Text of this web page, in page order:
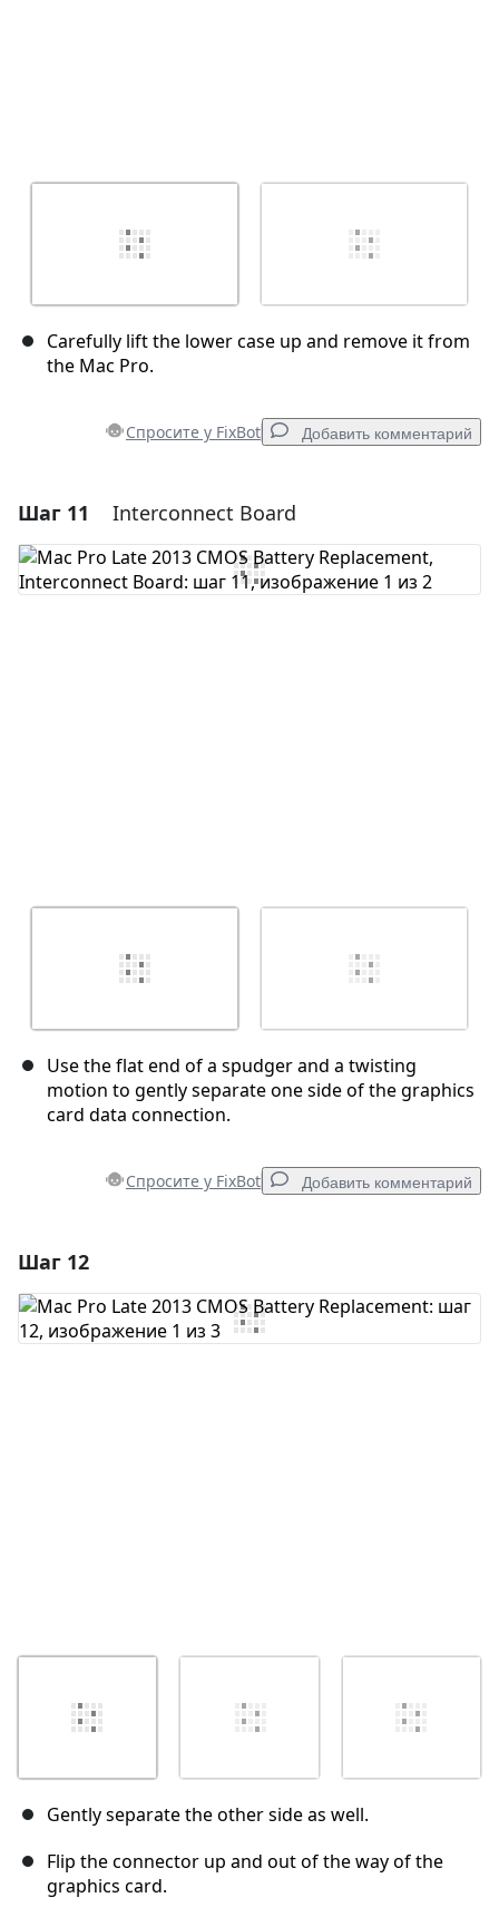
Carefully lift the lower case up and remove it from
the Mac Pro.
Спросите у FixBot Добавить комментарий
Добавить комментарий
Добавить комментарий
Шаг 11 Interconnect Board
Use the flat end of a spudger and a twisting
motion to gently separate one side of the graphics
card data connection.
Спросите у FixBot Добавить комментарий
Добавить комментарий
Шаг 12
Gently separate the other side as well.
Flip the connector up and out of the way of the
graphics card.